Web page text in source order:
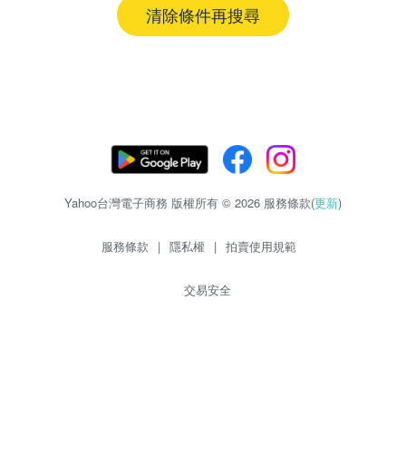
清除條件再搜尋
Yahoo台灣電子商務 版權所有 © 2026 服務條款(更新)
服務條款 | 隱私權 | 拍賣使用規範
交易安全